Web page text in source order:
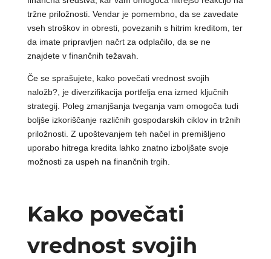
tržne priložnosti. Vendar je pomembno, da se zavedate
vseh stroškov in obresti, povezanih s hitrim kreditom, ter
da imate pripravljen načrt za odplačilo, da se ne
znajdete v finančnih težavah.
Če se sprašujete, kako povečati vrednost svojih
naložb?, je diverzifikacija portfelja ena izmed ključnih
strategij. Poleg zmanjšanja tveganja vam omogoča tudi
boljše izkoriščanje različnih gospodarskih ciklov in tržnih
priložnosti. Z upoštevanjem teh načel in premišljeno
uporabo hitrega kredita lahko znatno izboljšate svoje
možnosti za uspeh na finančnih trgih.
Kako povečati
vrednost svojih